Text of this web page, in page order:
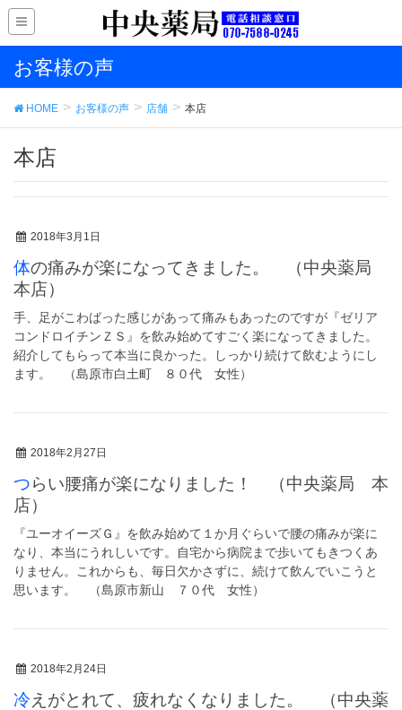
お客様の声
HOME お客様の声 店舗 本店
本店
2018年3月1日
体の痛みが楽になってきました。 （中央薬局
本店）
手、足がこわばった感じがあって痛みもあったのですが『ゼリア
コンドロイチンＺＳ』を飲み始めてすごく楽になってきました。
紹介してもらって本当に良かった。しっかり続けて飲むようにし
ます。 （島原市白土町 ８０代 女性）
2018年2月27日
つらい腰痛が楽になりました！ （中央薬局 本
店）
『ユーオイーズＧ』を飲み始めて１か月ぐらいで腰の痛みが楽に
なり、本当にうれしいです。自宅から病院まで歩いてもきつくあ
りません。これからも、毎日欠かさずに、続けて飲んでいこうと
思います。 （島原市新山 ７０代 女性）
2018年2月24日
冷えがとれて、疲れなくなりました。 （中央薬